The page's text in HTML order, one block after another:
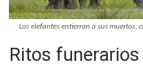
Los elefantes entierran a sus muertos,
Ritos